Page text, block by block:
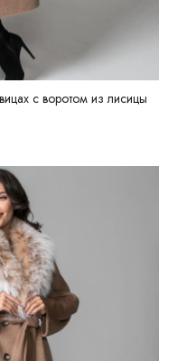
с воротом из лисицы